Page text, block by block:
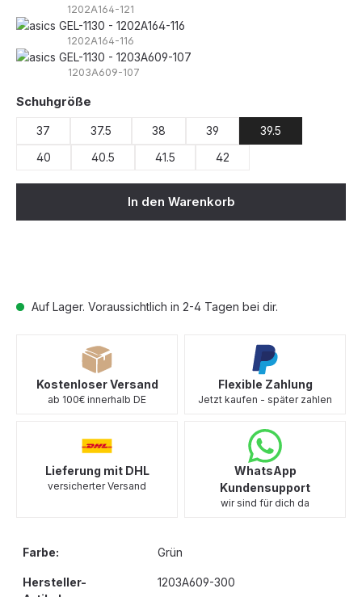
Auf Lager. Voraussichtlich in 2-4 Tagen bei dir.
1202A164-121
1202A164-116
1203A609-107
Schuhgröße
37 37.5 38 39
39.5
40
40.5 41.5 42
In den Warenkorb
Kostenloser Versand
ab 100€ innerhalb DE
Flexible Zahlung
Jetzt kaufen - später zahlen
Lieferung mit DHL
versicherter Versand
WhatsApp
Kundensupport
wir sind für dich da
Farbe: Grün
Hersteller-
1203A609-300